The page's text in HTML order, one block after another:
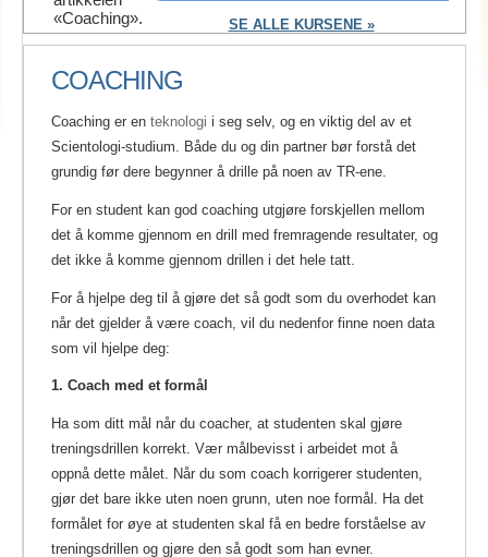
SE ALLE KURSENE »
«Coaching».
COACHING
Coaching er en teknologi i seg selv, og en viktig del av et
Scientologi-studium. Både du og din partner bør forstå det
grundig før dere begynner å drille på noen av TR-ene.
For en student kan god coaching utgjøre forskjellen mellom
det å komme gjennom en drill med fremragende resultater, og
det ikke å komme gjennom drillen i det hele tatt.
For å hjelpe deg til å gjøre det så godt som du overhodet kan
når det gjelder å være coach, vil du nedenfor finne noen data
som vil hjelpe deg:
1. Coach med et formål
Ha som ditt mål når du coacher, at studenten skal gjøre
treningsdrillen korrekt. Vær målbevisst i arbeidet mot å
oppnå dette målet. Når du som coach korrigerer studenten,
gjør det bare ikke uten noen grunn, uten noe formål. Ha det
formålet for øye at studenten skal få en bedre forståelse av
treningsdrillen og gjøre den så godt som han evner.